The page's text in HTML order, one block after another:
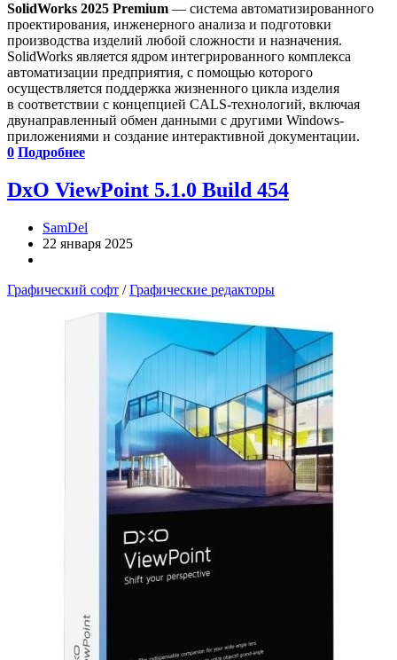
SolidWorks 2025 Premium — система автоматизированного
проектирования, инженерного анализа и подготовки
производства изделий любой сложности и назначения.
SolidWorks является ядром интегрированного комплекса
автоматизации предприятия, с помощью которого
осуществляется поддержка жизненного цикла изделия
в соответствии с концепцией CALS-технологий, включая
двунаправленный обмен данными с другими Windows-
приложениями и создание интерактивной документации.
0 Подробнее
DxO ViewPoint 5.1.0 Build 454
SamDel
22 января 2025
Графический софт /Графические редакторы